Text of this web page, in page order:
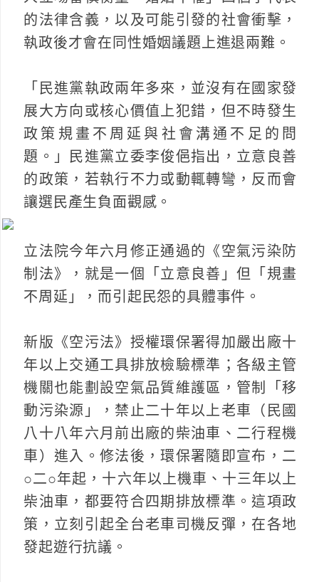
的法律含義，以及可能引發的社會衝擊，
執政後才會在同性婚姻議題上進退兩難。
「民進黨執政兩年多來，並沒有在國家發
展大方向或核心價值上犯錯，但不時發生
政策規畫不周延與社會溝通不足的問
題。」民進黨立委李俊俋指出，立意良善
的政策，若執行不力或動輒轉彎，反而會
讓選民產生負面觀感。
立法院今年六月修正通過的《空氣污染防
制法》，就是一個「立意良善」但「規畫
不周延」，而引起民怨的具體事件。
新版《空污法》授權環保署得加嚴出廠十
年以上交通工具排放檢驗標準；各級主管
機關也能劃設空氣品質維護區，管制「移
動污染源」，禁止二十年以上老車（民國
八十八年六月前出廠的柴油車、二行程機
車）進入。修法後，環保署隨即宣布，二
○二○年起，十六年以上機車、十三年以上
柴油車，都要符合四期排放標準。這項政
策，立刻引起全台老車司機反彈，在各地
發起遊行抗議。